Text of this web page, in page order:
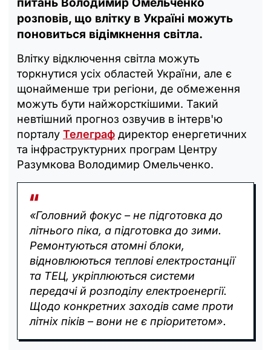
розповів, що влітку в Україні можуть
поновиться відімкнення світла.
Влітку відключення світла можуть
торкнутися усіх областей України, але є
щонайменше три регіони, де обмеження
можуть бути найжорсткішими. Такий
невтішний прогноз озвучив в інтерв'ю
порталу Телеграф директор енергетичних
та інфраструктурних програм Центру
Разумкова Володимир Омельченко.
«Головний фокус – не підготовка до
літнього піка, а підготовка до зими.
Ремонтуються атомні блоки,
відновлюються теплові електростанції
та ТЕЦ, укріплюються системи
передачі й розподілу електроенергії.
Щодо конкретних заходів саме проти
літніх піків – вони не є пріоритетом».